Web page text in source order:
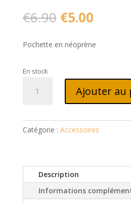
€6.90 Le
prix
initial
était :
€5.00Le
actuel
est :
Pochette en néoprène
En stock
Ajouter au
Catégorie : Accessoires
Description
Informations